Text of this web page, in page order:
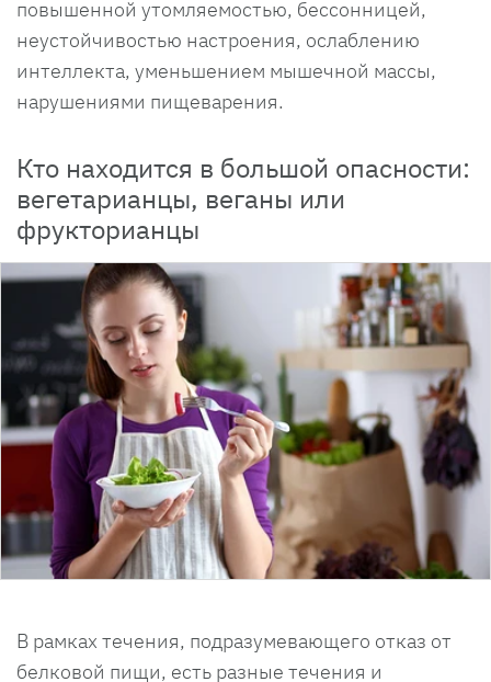
повышенной утомляемостью, бессонницей,
неустойчивостью настроения, ослаблению
интеллекта, уменьшением мышечной массы,
нарушениями пищеварения.
Кто находится в большой опасности:
вегетарианцы, веганы или
фрукторианцы
В рамках течения, подразумевающего отказ от
белковой пищи, есть разные течения и